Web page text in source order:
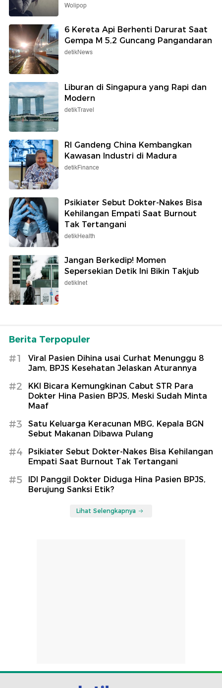
Wolipop
6 Kereta Api Berhenti Darurat Saat
Gempa M 5,2 Guncang Pangandaran
detikNews
Liburan di Singapura yang Rapi dan
Modern
detikTravel
RI Gandeng China Kembangkan
Kawasan Industri di Madura
detikFinance
Psikiater Sebut Dokter-Nakes Bisa
Kehilangan Empati Saat Burnout
Tak Tertangani
detikHealth
Jangan Berkedip! Momen
Sepersekian Detik Ini Bikin Takjub
detikInet
Berita Terpopuler
#1
Viral Pasien Dihina usai Curhat Menunggu 8
Jam, BPJS Kesehatan Jelaskan Aturannya
#2
KKI Bicara Kemungkinan Cabut STR Para
Dokter Hina Pasien BPJS, Meski Sudah Minta
Maaf
#3
Satu Keluarga Keracunan MBG, Kepala BGN
Sebut Makanan Dibawa Pulang
#4
Psikiater Sebut Dokter-Nakes Bisa Kehilangan
Empati Saat Burnout Tak Tertangani
#5
IDI Panggil Dokter Diduga Hina Pasien BPJS,
Berujung Sanksi Etik?
Lihat Selengkapnya